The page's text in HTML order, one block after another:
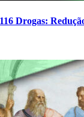
Drogas: